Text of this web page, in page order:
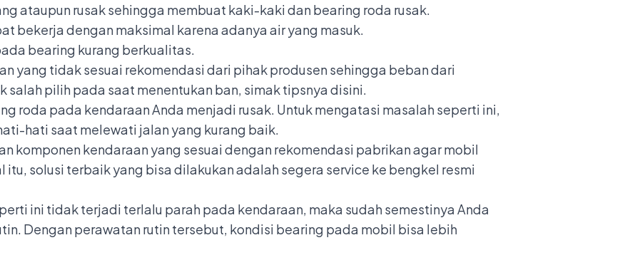
ataupun rusak sehingga membuat kaki-kaki dan bearing roda rusak.
bekerja dengan maksimal karena adanya air yang masuk.
bearing kurang berkualitas.
yang tidak sesuai rekomendasi dari pihak produsen sehingga beban dari
pilih pada saat menentukan ban, simak tipsnyadisini.
roda pada kendaraan Anda menjadi rusak. Untuk mengatasi masalah seperti ini,
hati saat melewati jalan yang kurang baik.
komponen kendaraan yang sesuai dengan rekomendasi pabrikan agar mobil
itu, solusi terbaik yang bisa dilakukan adalah segera service ke bengkel resmi
ini tidak terjadi terlalu parah pada kendaraan, maka sudah semestinya Anda
Dengan perawatan rutin tersebut, kondisi bearing pada mobil bisa lebih